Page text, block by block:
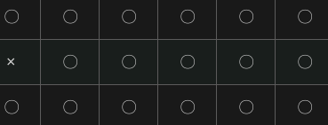
〇 〇 〇 〇 〇 〇
× 〇 〇 〇 〇 〇
〇 〇 〇 〇 〇 〇